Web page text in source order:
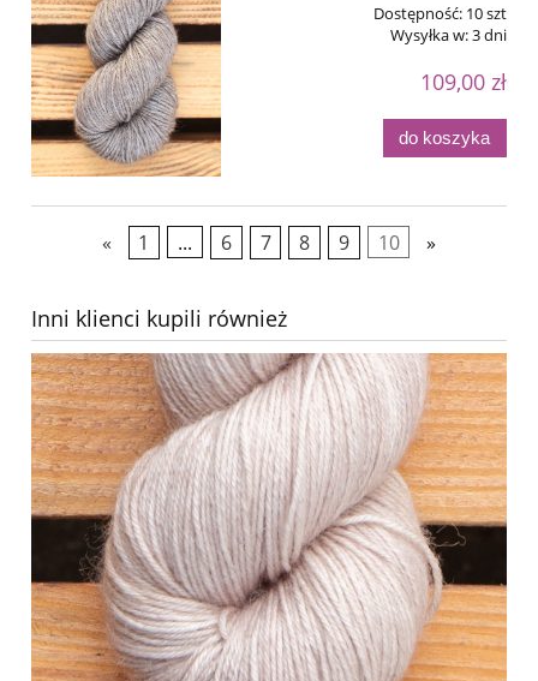
Dostępność: 10 szt
Wysyłka w:3 dni
109,00 zł
do koszyka
« 1 ... 6 7 8 9 10 »
Inni klienci kupili również